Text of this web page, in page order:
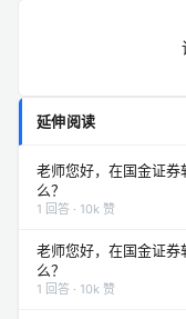
延伸阅读
老师您好，在国金证
么？
1 回答 · 10k 赞
老师您好，在国金证
么？
1 回答 · 10k 赞